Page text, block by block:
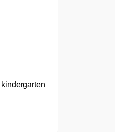
kindergarten